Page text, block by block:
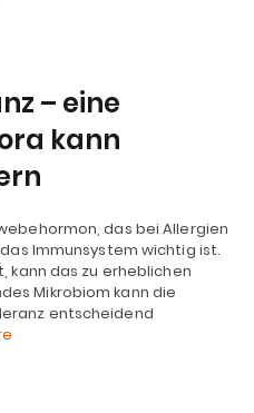
– eine
kann
das bei Allergien
Immunsystem wichtig ist.
kann das zu erheblichen
Mikrobiom kann die
entscheidend